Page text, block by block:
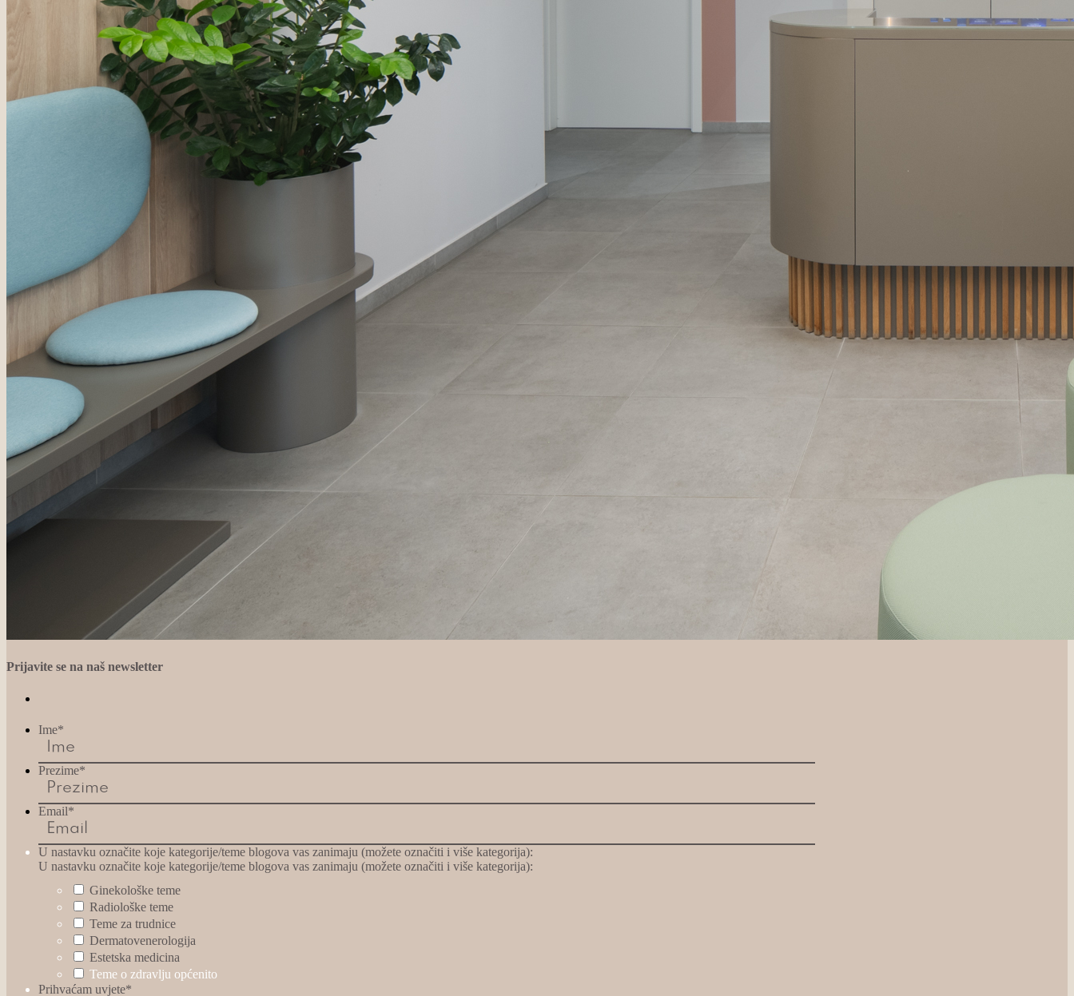
Prijavite se na naš newsletter
Ime*
Prezime*
Email*
U nastavku označite koje kategorije/teme blogova vas zanimaju (možete označiti i više kategorija):
U nastavku označite koje kategorije/teme blogova vas zanimaju (možete označiti i više kategorija):
Ginekološke teme
Radiološke teme
Teme za trudnice
Dermatovenerologija
Estetska medicina
Teme o zdravlju općenito
Prihvaćam uvjete*